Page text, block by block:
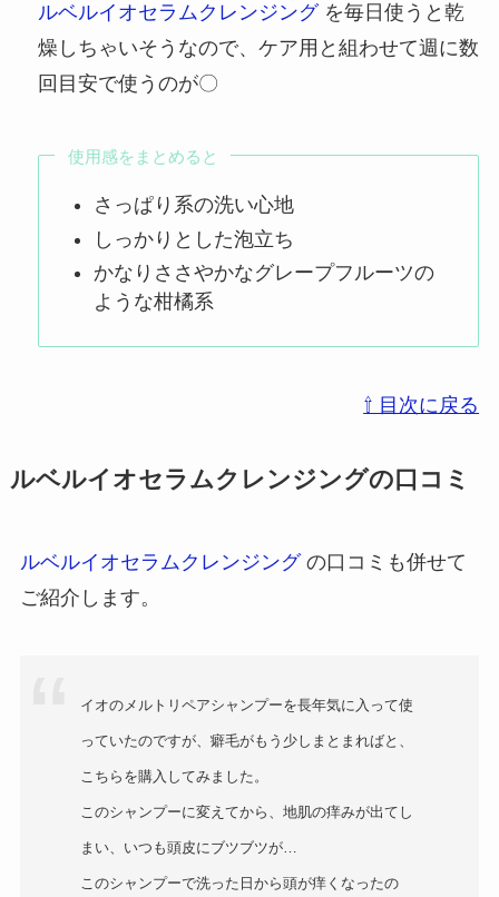
ルベルイオセラムクレンジングを毎日使うと乾
燥しちゃいそうなので、ケア用と組わせて週に数
回目安で使うのが〇
使用感をまとめると
さっぱり系の洗い心地
しっかりとした泡立ち
かなりささやかなグレープフルーツの
ような柑橘系
⇧ 目次に戻る
ルベルイオセラムクレンジングの口コミ
ルベルイオセラムクレンジングの口コミも併せて
ご紹介します。
イオのメルトリペアシャンプーを長年気に入って使
っていたのですが、癖毛がもう少しまとまればと、
こちらを購入してみました。
このシャンプーに変えてから、地肌の痒みが出てし
まい、いつも頭皮にブツブツが…
このシャンプーで洗った日から頭が痒くなったの